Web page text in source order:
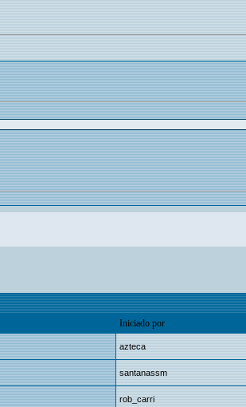
Iniciado por
azteca
santanassm
rob_carri